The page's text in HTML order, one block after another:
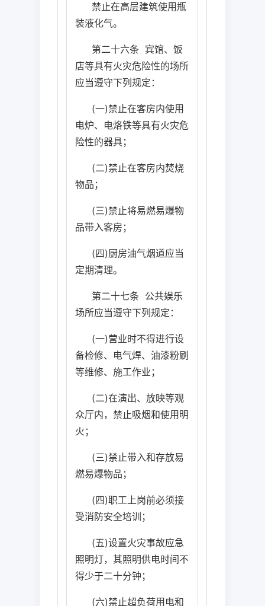
禁止在高层建筑使用瓶
装液化气。
第二十六条 宾馆、饭
店等具有火灾危险性的场所
应当遵守下列规定：
(一)禁止在客房内使用
电炉、电烙铁等具有火灾危
险性的器具；
(二)禁止在客房内焚烧
物品；
(三)禁止将易燃易爆物
品带入客房；
(四)厨房油气烟道应当
定期清理。
第二十七条 公共娱乐
场所应当遵守下列规定：
(一)营业时不得进行设
备检修、电气焊、油漆粉刷
等维修、施工作业；
(二)在演出、放映等观
众厅内，禁止吸烟和使用明
火；
(三)禁止带入和存放易
燃易爆物品；
(四)职工上岗前必须接
受消防安全培训；
(五)设置火灾事故应急
照明灯，其照明供电时间不
得少于二十分钟；
(六)禁止超负荷用电和